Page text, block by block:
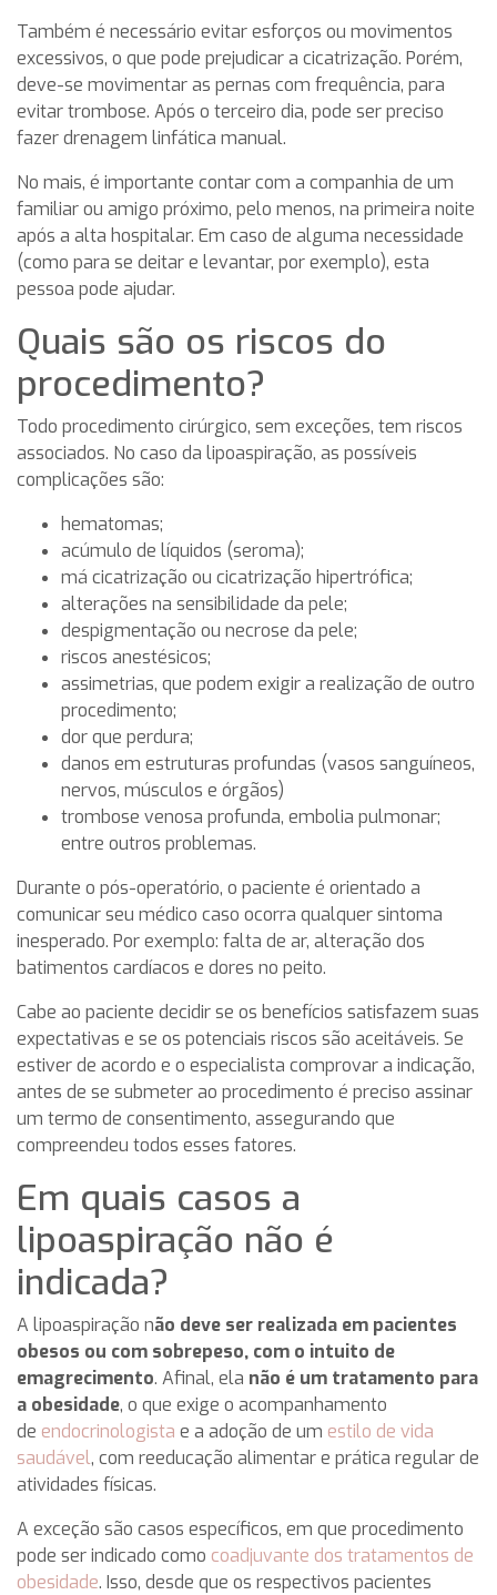
Também é necessário evitar esforços ou movimentos
excessivos, o que pode prejudicar a cicatrização. Porém,
deve-se movimentar as pernas com frequência, para
evitar trombose. Após o terceiro dia, pode ser preciso
fazer drenagem linfática manual.
No mais, é importante contar com a companhia de um
familiar ou amigo próximo, pelo menos, na primeira noite
após a alta hospitalar. Em caso de alguma necessidade
(como para se deitar e levantar, por exemplo), esta
pessoa pode ajudar.
Quais são os riscos do
procedimento?
Todo procedimento cirúrgico, sem exceções, tem riscos
associados. No caso da lipoaspiração, as possíveis
complicações são:
hematomas;
acúmulo de líquidos (seroma);
má cicatrização ou cicatrização hipertrófica;
alterações na sensibilidade da pele;
despigmentação ou necrose da pele;
riscos anestésicos;
assimetrias, que podem exigir a realização de outro
procedimento;
dor que perdura;
danos em estruturas profundas (vasos sanguíneos,
nervos, músculos e órgãos)
trombose venosa profunda, embolia pulmonar;
entre outros problemas.
Durante o pós-operatório, o paciente é orientado a
comunicar seu médico caso ocorra qualquer sintoma
inesperado. Por exemplo: falta de ar, alteração dos
batimentos cardíacos e dores no peito.
Cabe ao paciente decidir se os benefícios satisfazem suas
expectativas e se os potenciais riscos são aceitáveis. Se
estiver de acordo e o especialista comprovar a indicação,
antes de se submeter ao procedimento é preciso assinar
um termo de consentimento, assegurando que
compreendeu todos esses fatores.
Em quais casos a
lipoaspiração não é
indicada?
A lipoaspiração não deve ser realizada em pacientes
obesos ou com sobrepeso, com o intuito de
emagrecimento. Afinal, ela não é um tratamento para
a obesidade, o que exige o acompanhamento
de endocrinologista e a adoção de um estilo de vida
saudável, com reeducação alimentar e prática regular de
atividades físicas.
A exceção são casos específicos, em que procedimento
pode ser indicado como coadjuvante dos tratamentos de
obesidade. Isso, desde que os respectivos pacientes